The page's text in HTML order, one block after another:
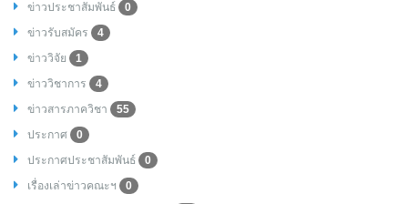
ข่าวประชาสัมพันธ์
0
ข่าวรับสมัคร
4
ข่าววิจัย
1
ข่าววิชาการ
4
ข่าวสารภาควิชา
55
ประกาศ
0
ประกาศประชาสัมพันธ์
0
เรื่องเล่าข่าวคณะฯ
0